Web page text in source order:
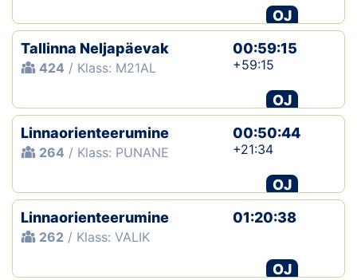
OJ
Tallinna Neljapäevak
424 / Klass: M21AL
00:59:15
+59:15
OJ
Linnaorienteerumine
264 / Klass: PUNANE
00:50:44
+21:34
OJ
Linnaorienteerumine
262 / Klass: VALIK
01:20:38
OJ